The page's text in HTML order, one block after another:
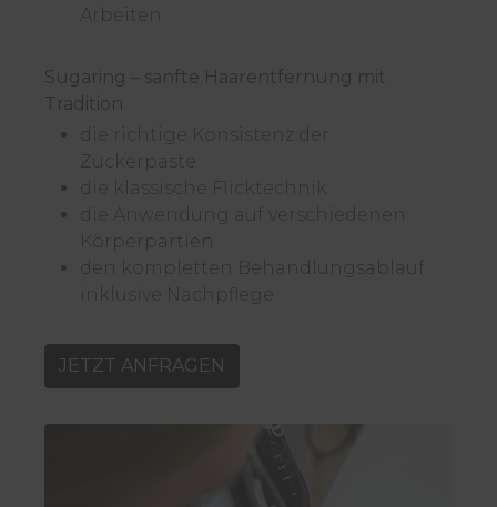
Arbeiten
Sugaring – sanfte Haarentfernung mit
Tradition
die richtige Konsistenz der
Zuckerpaste
die klassische Flicktechnik
die Anwendung auf verschiedenen
Körperpartien
den kompletten Behandlungsablauf
inklusive Nachpflege
JETZT ANFRAGEN